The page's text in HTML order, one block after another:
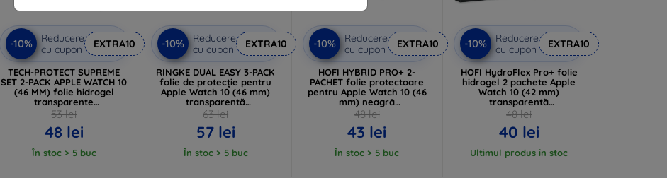
-10%
Reducere
cu cupon
EXTRA10
TECH-PROTECT SUPREME
SET 2-PACK APPLE WATCH 10
(46 MM) folie hidrogel
transparente
(5906302380305)
53 lei
48 lei
În stoc > 5 buc
-10%
Reducere
cu cupon
EXTRA10
RINGKE DUAL EASY 3-PACK
folie de protecție pentru
Apple Watch 10 (46 mm)
transparentă
(8800274964143)
63 lei
57 lei
În stoc > 5 buc
-10%
Reducere
cu cupon
EXTRA10
HOFI HYBRID PRO+ 2-
PACHET folie protectoare
pentru Apple Watch 10 (46
mm) neagră
(5906302376490)
48 lei
43 lei
În stoc > 5 buc
-10%
Reducere
cu cupon
EXTRA10
HOFI HydroFlex Pro+ folie
hidrogel 2 pachete Apple
Watch 10 (42 mm)
transparentă
(5906302376506)
48 lei
40 lei
Ultimul produs în stoc